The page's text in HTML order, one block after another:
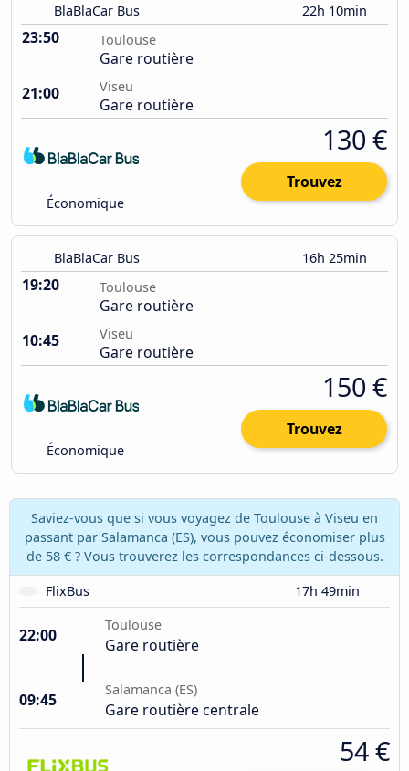
BlaBlaCar Bus 22h 10min
23:50 Toulouse
Gare routière
21:00
Viseu
Gare routière
Économique
130 €
Trouvez
BlaBlaCar Bus 16h 25min
19:20 Toulouse
Gare routière
10:45
Viseu
Gare routière
Économique
150 €
Trouvez
Saviez-vous que si vous voyagez de Toulouse à Viseu en
passant par Salamanca (ES), vous pouvez économiser plus
de 58 € ? Vous trouverez les correspondances ci-dessous.
FlixBus
17h 49min
22:00
Toulouse
Gare routière
09:45
Salamanca (ES)
Gare routière centrale
54 €